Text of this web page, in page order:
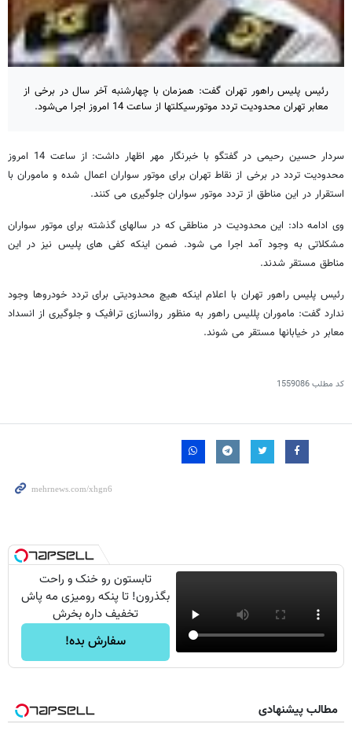
رئیس پلیس راهور تهران گفت: همزمان با چهارشنبه آخر سال در برخی از
معابر تهران محدودیت تردد موتورسیکلتها از ساعت 14 امروز اجرا می‌شود.
سردار حسین رحیمی در گفتگو با خبرنگار مهر اظهار داشت: از ساعت 14 امروز
محدودیت تردد در برخی از نقاط تهران برای موتور سواران اعمال شده و ماموران با
استقرار در این مناطق از تردد موتور سواران جلوگیری می کنند.
وی ادامه داد: این محدودیت در مناطقی که در سالهای گذشته برای موتور سواران
مشکلاتی به وجود آمد اجرا می شود. ضمن اینکه کفی های پلیس نیز در این
مناطق مستقر شدند.
رئیس پلیس راهور تهران با اعلام اینکه هیچ محدودیتی برای تردد خودروها وجود
ندارد گفت: ماموران پللیس راهور به منظور روانسازی ترافیک و جلوگیری از انسداد
معابر در خیابانها مستقر می شوند.
کد مطلب1559086
تابستون رو خنک و راحت
بگذرون! تا پنکه رومیزی مه پاش
تخفیف داره بخرش
سفارش بده!
مطالب پیشنهادی